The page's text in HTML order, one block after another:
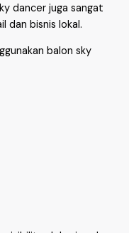
dancer juga sangat
dan bisnis lokal.
balon sky